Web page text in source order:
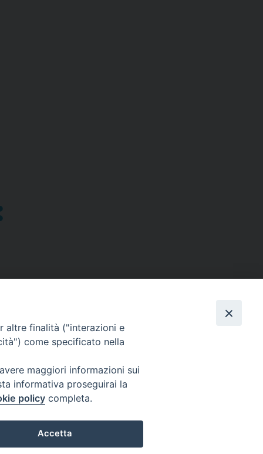
SEGUICI SU
Facebook
Instagram
X YouTube
altre finalità ("interazioni e
come specificato nella
maggiori informazioni sui
informativa proseguirai la
policy completa.
Accetta